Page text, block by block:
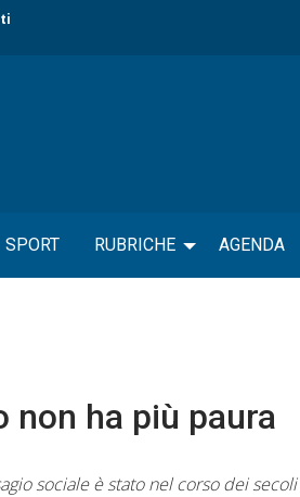
SPORT RUBRICHE AGENDA
non ha più paura
sociale è stato nel corso dei